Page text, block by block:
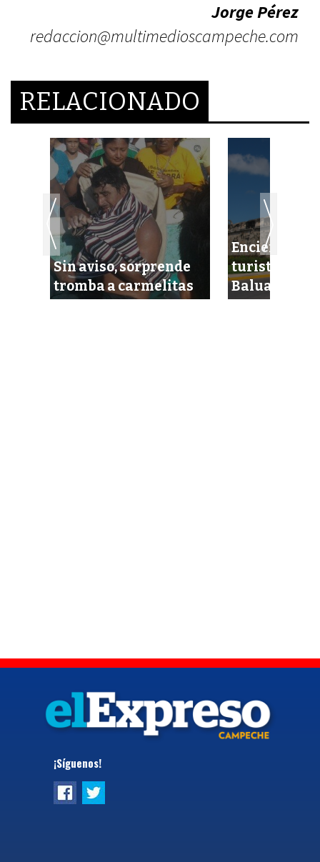
Jorge Pérez
redaccion@multimedioscampeche.com
RELACIONADO
Sin aviso, sorprende
tromba a carmelitas
Encierran a
turistas
Baluarte
¡Síguenos!